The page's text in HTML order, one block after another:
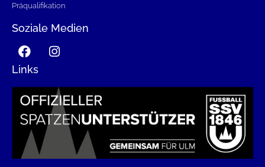
Präqualifikation
Soziale Medien
Links